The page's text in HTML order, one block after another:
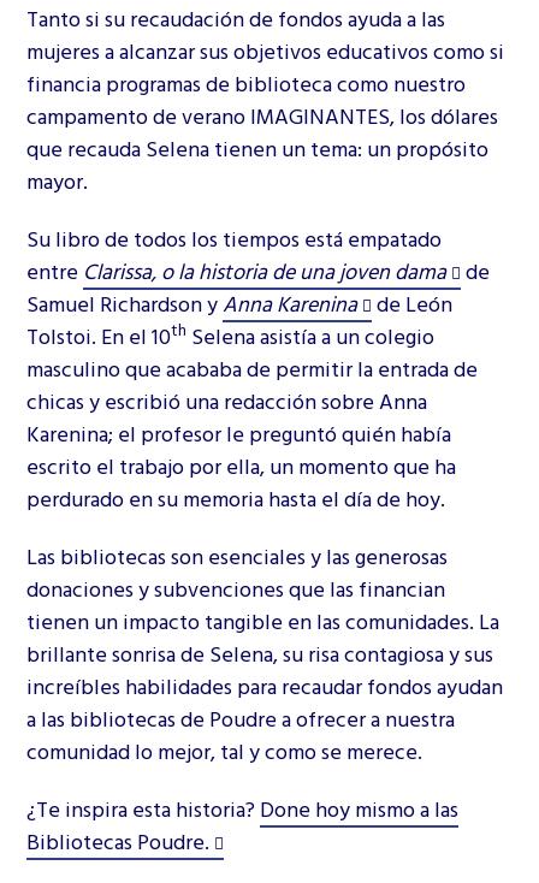
Tanto si su recaudación de fondos ayuda a las
mujeres a alcanzar sus objetivos educativos como si
financia programas de biblioteca como nuestro
campamento de verano IMAGINANTES, los dólares
que recauda Selena tienen un tema: un propósito
mayor.
Su libro de todos los tiempos está empatado
entre Clarissa, o la historia de una joven dama de
Samuel Richardson yAnna Karenina de León
Tolstoi. En el 10th Selena asistía a un colegio
masculino que acababa de permitir la entrada de
chicas y escribió una redacción sobre Anna
Karenina; el profesor le preguntó quién había
escrito el trabajo por ella, un momento que ha
perdurado en su memoria hasta el día de hoy.
Las bibliotecas son esenciales y las generosas
donaciones y subvenciones que las financian
tienen un impacto tangible en las comunidades. La
brillante sonrisa de Selena, su risa contagiosa y sus
increíbles habilidades para recaudar fondos ayudan
a las bibliotecas de Poudre a ofrecer a nuestra
comunidad lo mejor, tal y como se merece.
¿Te inspira esta historia? Done hoy mismo a las
Bibliotecas Poudre.